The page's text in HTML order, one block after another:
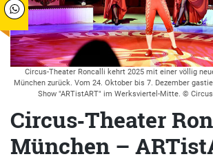
Circus-Theater Roncalli kehrt 2025 mit einer völlig
München zurück. Vom 24. Oktober bis 7. Dezember
Show "ARTistART" im Werksviertel-Mitte. ©
Circus‑Theater
München –